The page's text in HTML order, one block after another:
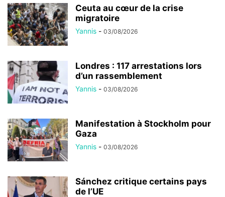
Ceuta au cœur de la crise
migratoire
Yannis - 03/08/2026
Londres : 117 arrestations lors
d’un rassemblement
Yannis - 03/08/2026
Manifestation à Stockholm pour
Gaza
Yannis - 03/08/2026
Sánchez critique certains pays
de l’UE